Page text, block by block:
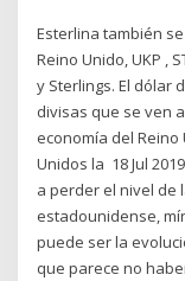
Esterlina también
Reino Unido, UKP ,
y Sterlings. El dólar
divisas que se ven
economía del
Unidos la 18 Jul
a perder el nivel de
estadounidense,
puede ser la
que parece no